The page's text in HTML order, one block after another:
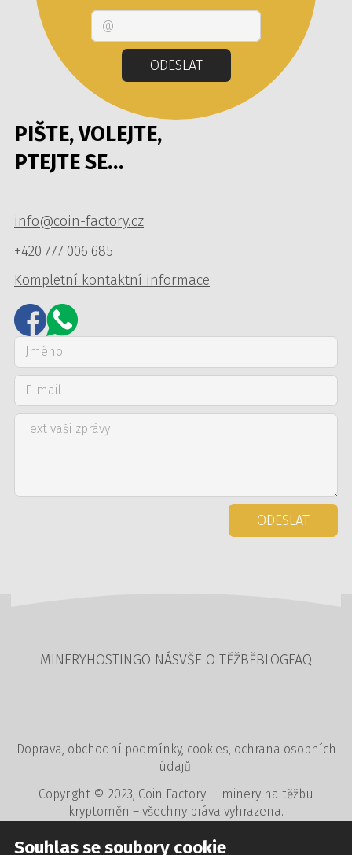
PIŠTE, VOLEJTE,
PTEJTE SE…
info@coin-factory.cz
+420 777 006 685
Kompletní kontaktní informace
ODESLAT
ODESLAT
MINERYHOSTINGO NÁSVŠE O TĚŽBĚBLOGFAQ
Doprava obchodní podmínky, cookies ochrana osobních
údajů.
Copyright © 2023, Coin Factory — minery na těžbu
kryptoměn – všechny práva vyhrazena.
Tvorba www stránek
redakční a rezervační systémy
Souhlas se soubory cookie